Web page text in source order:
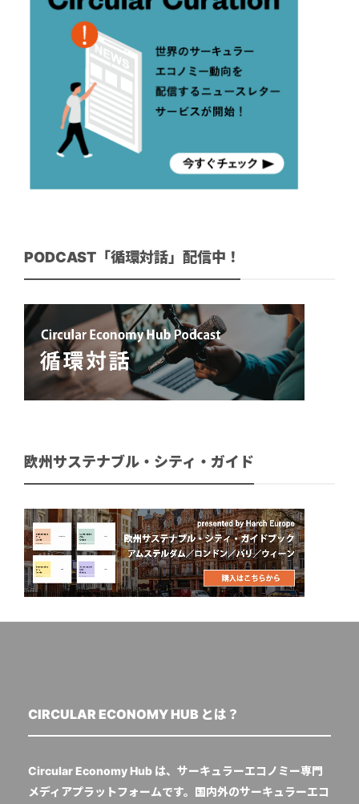
PODCAST「循環対話」配信中！
欧州サステナブル・シティ・ガイド
CIRCULAR ECONOMY HUB とは？
Circular Economy Hub は、サーキュラーエコノミー専門
メディアプラットフォームです。国内外のサーキュラーエコ